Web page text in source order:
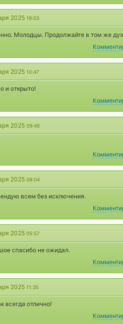
2025 19:03
Молодцы. Продолжайте в том же
2025 10:47
и открыто!
2025 09:49
2025 08:04
всем без исключения.
2025 05:57
спасибо не ожидал.
2025 11:35
всегда отлично!